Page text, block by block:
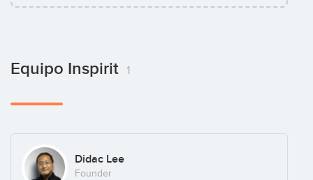
Equipo Inspirit 1
Didac Lee
Founder